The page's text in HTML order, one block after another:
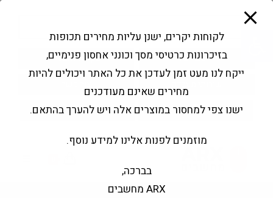
פתח סרגל נגישות
Products
search
החשבון שלי בקשה להצעה
לקוחות יקרים, ישנן עליות מחירים תכופות
בזיכרונות כרטיסי מסך וכונני אחסון פנימיים,
ייקח לנו מעט זמן לעדכן את כל האתר ויכולים להיות
מחירים שאינם מעודכנים
ישנו צפי למחסור במוצרים אלה ויש להערך בהתאם.
מוזמנים לפנות אלינו למידע נוסף.
בברכה,
ARX מחשבים